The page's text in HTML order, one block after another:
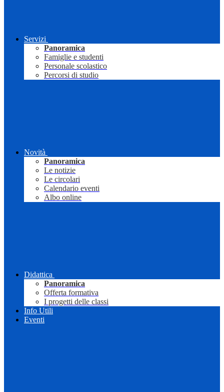
Servizi
Panoramica
Famiglie e studenti
Personale scolastico
Percorsi di studio
Novità
Panoramica
Le notizie
Le circolari
Calendario eventi
Albo online
Didattica
Panoramica
Offerta formativa
I progetti delle classi
Info Utili
Eventi